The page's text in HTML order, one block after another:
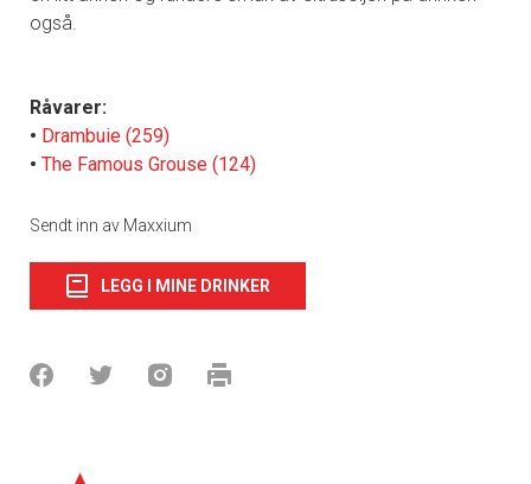
også.
Råvarer:
• Drambuie (259)
• The Famous Grouse (124)
Sendt inn av Maxxium
LEGG I MINE DRINKER